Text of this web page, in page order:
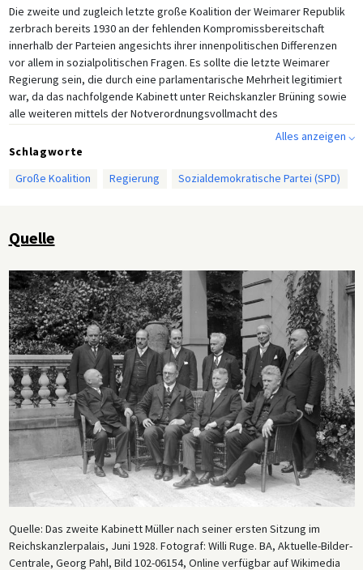
Die zweite und zugleich letzte große Koalition der Weimarer Republik
zerbrach bereits 1930 an der fehlenden Kompromissbereitschaft
innerhalb der Parteien angesichts ihrer innenpolitischen Differenzen
vor allem in sozialpolitischen Fragen. Es sollte die letzte Weimarer
Regierung sein, die durch eine parlamentarische Mehrheit legitimiert
war, da das nachfolgende Kabinett unter Reichskanzler Brüning sowie
alle weiteren mittels der Notverordnungsvollmacht des
Reichspräsidenten regierten. Der Reichstag wurde hierdurch
gegenüber dem Reichspräsidenten erheblich geschwächt, und der
Regierungsform verdrängt. Reichspräsident Hindenburg und seine
Alles anzeigen ⌵
Schlagworte
Große Koalition
Regierung Sozialdemokratische Partei (SPD)
Quelle
Quelle: Das zweite Kabinett Müller nach seiner ersten Sitzung im
Reichskanzlerpalais, Juni 1928. Fotograf: Willi Ruge. BA, Aktuelle-Bilder-
Centrale, Georg Pahl, Bild 102-06154, Online verfügbar auf Wikimedia